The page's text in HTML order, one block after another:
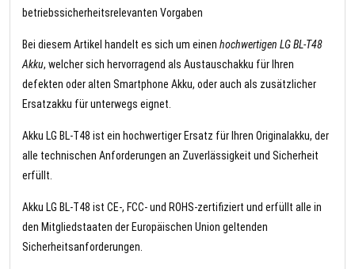
betriebssicherheitsrelevanten Vorgaben
Bei diesem Artikel handelt es sich um einen hochwertigen LG BL-T48
Akku, welcher sich hervorragend als Austauschakku für Ihren
defekten oder alten Smartphone Akku, oder auch als zusätzlicher
Ersatzakku für unterwegs eignet.
Akku LG BL-T48 ist ein hochwertiger Ersatz für Ihren Originalakku, der
alle technischen Anforderungen an Zuverlässigkeit und Sicherheit
erfüllt.
Akku LG BL-T48 ist CE-, FCC- und ROHS-zertifiziert und erfüllt alle in
den Mitgliedstaaten der Europäischen Union geltenden
Sicherheitsanforderungen.